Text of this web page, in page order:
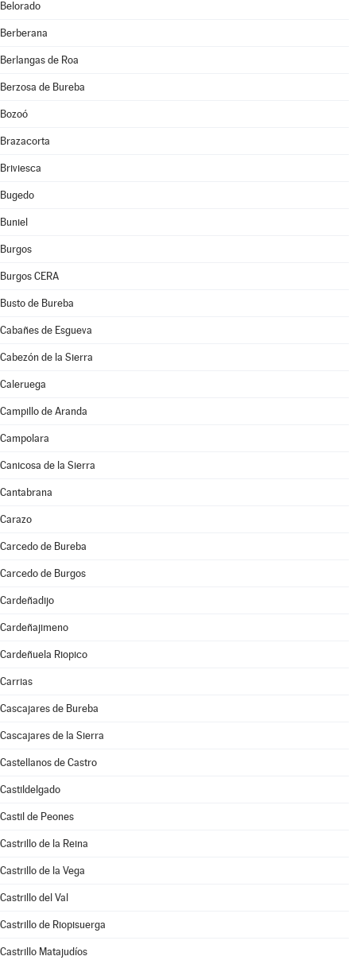
Belorado
Berberana
Berlangas de Roa
Berzosa de Bureba
Bozoó
Brazacorta
Briviesca
Bugedo
Buniel
Burgos
Burgos CERA
Busto de Bureba
Cabañes de Esgueva
Cabezón de la Sierra
Caleruega
Campillo de Aranda
Campolara
Canicosa de la Sierra
Cantabrana
Carazo
Carcedo de Bureba
Carcedo de Burgos
Cardeñadijo
Cardeñajimeno
Cardeñuela Riopico
Carrias
Cascajares de Bureba
Cascajares de la Sierra
Castellanos de Castro
Castildelgado
Castil de Peones
Castrillo de la Reina
Castrillo de la Vega
Castrillo del Val
Castrillo de Riopisuerga
Castrillo Matajudíos